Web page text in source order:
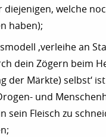
diejenigen, welche
haben);
‚verleihe an
dein Zögern beim
der Märkte) selbst‘
und
sein Fleisch zu